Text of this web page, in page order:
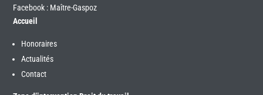
Facebook : Maître-Gaspoz
Accueil
Honoraires
Actualités
Contact